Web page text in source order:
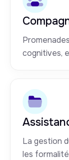
cognitives,
La gestion
les